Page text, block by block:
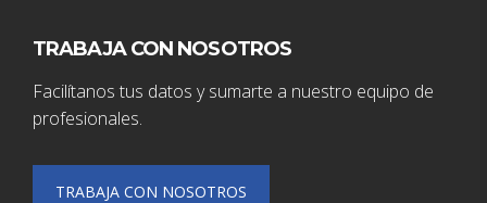
TRABAJA CON NOSOTROS
Facilítanos tus datos y sumarte a nuestro equipo de
profesionales.
TRABAJA CON NOSOTROS